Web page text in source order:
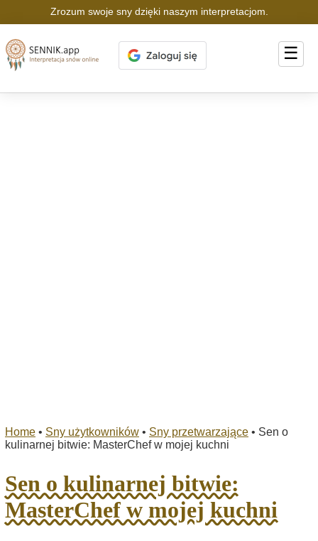
Zrozum swoje sny dzięki naszym interpretacjom.
☰
Home • Sny użytkowników • Sny przetwarzające • Sen o
kulinarnej bitwie: MasterChef w mojej kuchni
Sen o kulinarnej bitwie:
MasterChef w mojej kuchni